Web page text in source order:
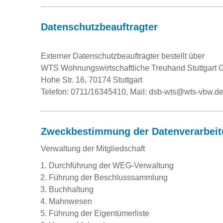
Datenschutzbeauftragter
Externer Datenschutzbeauftragter bestellt über
WTS Wohnungswirtschaftliche Treuhand Stuttgart
Hohe Str. 16, 70174 Stuttgart
Telefon: 0711/16345410, Mail: dsb-wts@wts-vbw.de
Zweckbestimmung der
Verwaltung der Mitgliedschaft
Durchführung der WEG-Verwaltung
Führung der Beschlusssammlung
Buchhaltung
Mahnwesen
Führung der Eigentümerliste